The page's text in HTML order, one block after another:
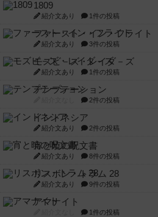
1809
紹介文あり 1件の投稿
ファースト・イン・フライト
紹介文あり 3件の投稿
モズビ－ズ・レイダ－ズ
紹介文あり 1件の投稿
テンプテーション
2件の投稿
インドネシア
紹介文あり 2件の投稿
宵と暁の呪文書
紹介文あり 8件の投稿
リスボン・トラム 28
紹介文あり 9件の投稿
アマナイト
1件の投稿